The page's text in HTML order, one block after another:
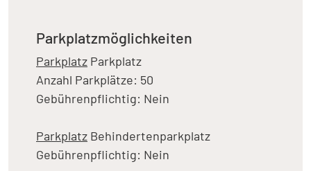
Parkplatzmöglichkeiten
Parkplatz Parkplatz
Anzahl Parkplätze: 50
Gebührenpflichtig: Nein
Parkplatz Behindertenparkplatz
Gebührenpflichtig: Nein